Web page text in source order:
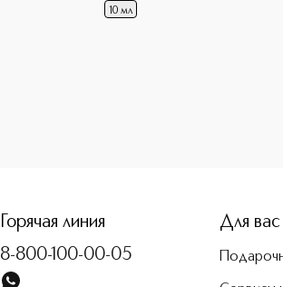
10 мл
Горячая линия
8-800-100-00-05
Для вас